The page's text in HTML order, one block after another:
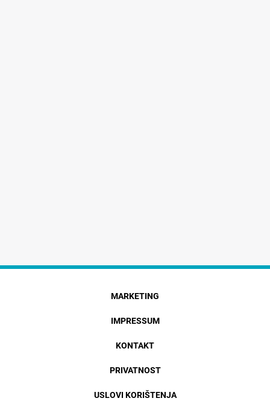
MARKETING
IMPRESSUM
KONTAKT
PRIVATNOST
USLOVI KORIŠTENJA